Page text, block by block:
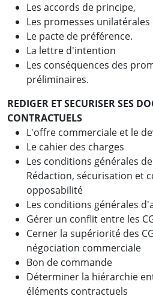
Les accords de principe,
Les promesses
Le pacte de préférence.
La lettre d'intention
Les conséquences des
préliminaires.
REDIGER ET SECURISER SES
CONTRACTUELS
L'offre commerciale et le
Le cahier des charges
Les conditions générales de
Rédaction, sécurisation et
opposabilité
Les conditions générales
Gérer un conflit entre les
Cerner la supériorité des
négociation commerciale
Bon de commande
Déterminer la hiérarchie
éléments contractuels